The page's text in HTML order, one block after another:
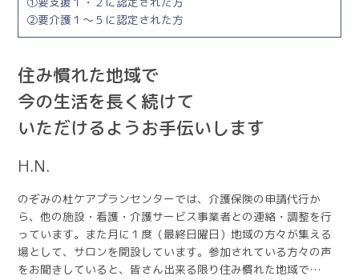
要介護１～５に認定された方
住み慣れた地域で
今の生活を長く続けて
いただけるようお手伝いします
H.N.
のぞみの杜ケアプランセンターでは、介護保険の申請代行か
ら、他の施設・看護・介護サービス事業者との連絡・調整を行
っています。また月に１度（最終日曜日）地域の方々が集える
場として、サロンを開設しています。参加されている方々の声
をお聞きしていると、皆さん出来る限り住み慣れた地域で…